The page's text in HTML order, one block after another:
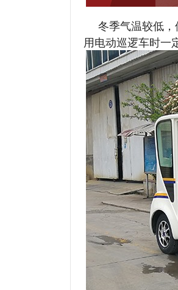
冬季气温较低
用电动巡逻车时一